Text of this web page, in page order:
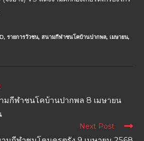
, รายการวัวชน, สนามกีฬาชนโคบ้านปากพล, เมษายน,
มกีฬาชนโคบ้านปากพล 8 เมษายน
Next Post